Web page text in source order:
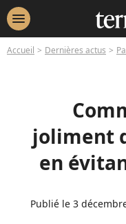
menu
Accueil Dernières actus
joliment
en
Publié le 3